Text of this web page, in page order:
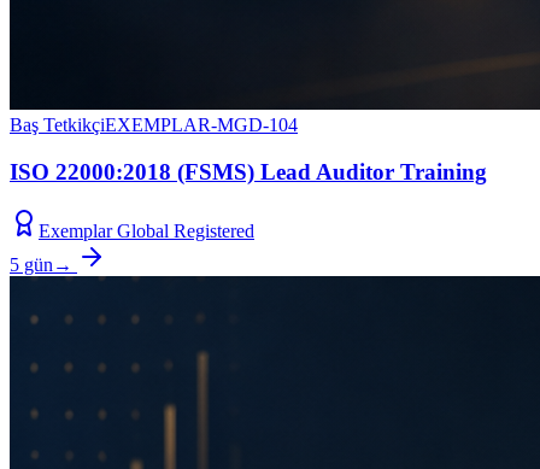
Baş TetkikçiEXEMPLAR-MGD-104
ISO 22000:2018 (FSMS) Lead Auditor Training
Exemplar Global Registered
5 gün →